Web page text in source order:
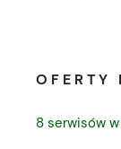
OFERTY
8 serwisów